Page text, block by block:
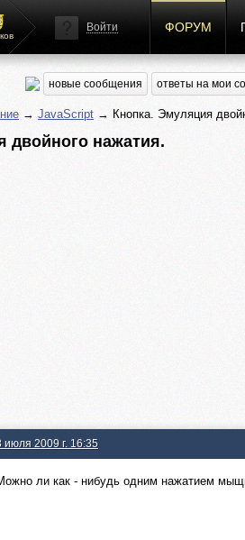
Войти ФОРУМ
новые сообщения ответы на мои
→ JavaScript → Кнопка. Эмуляция
двойного нажатия.
июля 2009 г. 16:35
ли как - нибудь одним нажатием